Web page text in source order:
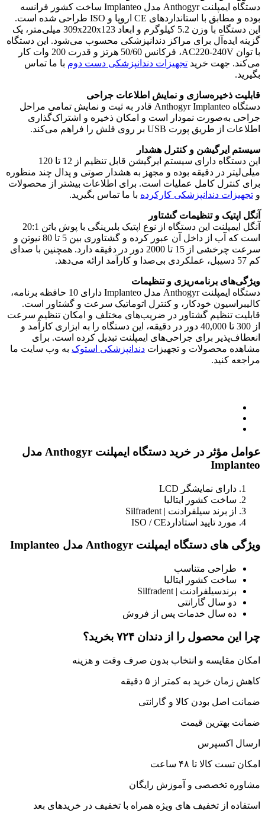
دستگاه ایمپلنت Anthogyr مدل Implanteo ساخت کشور فرانسه
بوده و مطابق با استانداردهای CE اروپا و ISO طراحی شده است.
این دستگاه با وزن 5.2 کیلوگرم و ابعاد 309x220x123 میلی‌متر، یک
گزینه ایده‌آل برای مراکز دندانپزشکی محسوب می‌شود. این دستگاه
با توان AC220-240V، فرکانس 50/60 هرتز و قدرت 200 وات کار
می‌کند. جهت خرید تجهیزات دندانپزشکی دست دوم با ما تماس
بگیرید.
قابلیت ذخیره‌سازی و نمایش اطلاعات جراحی
دستگاه Anthogyr Implanteo قادر به ثبت و نمایش تمامی مراحل
جراحی به‌صورت نمودار است و امکان ذخیره و اشتراک‌گذاری
اطلاعات از طریق پورت USB بر روی فلش را فراهم می‌کند.
سیستم ایرگیشن و کنترل هشدار
این دستگاه دارای سیستم ایرگیشن قابل تنظیم از 12 تا 120
میلی‌لیتر در دقیقه بوده و مجهز به هشدار صوتی و پدال چند منظوره
برای کنترل کامل عملیات است. برای اطلاعات بیشتر از محصولات
و تجهیزات دندانپزشکی کارکرده با ما تماس بگیرید.
آنگل اپتیک و تنظیمات گشتاور
آنگل ایمپلنت این دستگاه از نوع اپتیک بلبرینگی با پوش باتن 20:1
است که آب از داخل آن عبور کرده و گشتاوری بین 5 تا 80 نیوتن و
سرعت چرخشی از 15 تا 2000 دور در دقیقه دارد. همچنین با صدای
کم 57 دسیبل، عملکردی بی‌صدا و کارآمد ارائه می‌دهد.
ویژگی‌های برنامه‌ریزی و تنظیمات
دستگاه ایمپلنت Anthogyr مدل Implanteo دارای 10 حافظه برنامه،
کالیبراسیون خودکار، و کنترل اتوماتیک سرعت و گشتاور است.
قابلیت تنظیم گشتاور در ضریب‌های مختلف و امکان تنظیم سرعت
از 300 تا 40,000 دور در دقیقه، این دستگاه را به ابزاری کارآمد و
انعطاف‌پذیر برای جراحی‌های ایمپلنت تبدیل کرده است. برای
مشاهده محصولات و تجهیزات دندانپزشکی استوک به وب سایت ما
مراجعه کنید.
عوامل مؤثر در خرید دستگاه ایمپلنت Anthogyr مدل
Implanteo
دارای نمایشگر LCD
ساخت کشور ایتالیا
از برند سیلفرادنت | Silfradent
مورد تایید استاداردISO / CE
ویژگی های دستگاه ایمپلنت Anthogyr مدل Implanteo
طراحی متناسب
ساخت کشور ایتالیا
برندسیلفرادنت | Silfradent
دو سال گارانتی
ده سال خدمات پس از فروش
چرا این محصول را از دندان ۷۲۴ بخرید؟
امکان مقایسه و انتخاب بدون صرف وقت و هزینه
کاهش زمان خرید به کمتر از ۵ دقیقه
ضمانت اصل بودن کالا و گارانتی
ضمانت بهترین قیمت
ارسال اکسپرس
امکان تست کالا تا ۴۸ ساعت
مشاوره تخصصی و آموزش رایگان
استفاده از تخفیف های ویژه همراه با تخفیف در خرید‌های بعد